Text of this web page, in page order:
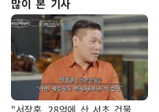
많이 본 기사